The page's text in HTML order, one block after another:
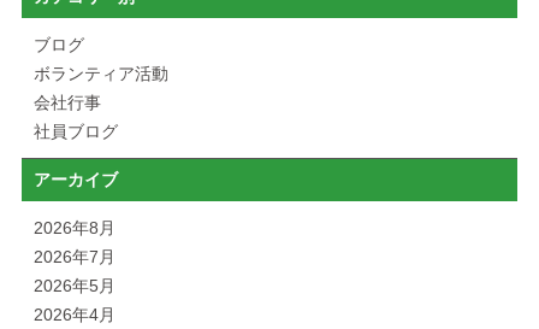
ブログ
ボランティア活動
会社行事
社員ブログ
アーカイブ
2026年8月
2026年7月
2026年5月
2026年4月